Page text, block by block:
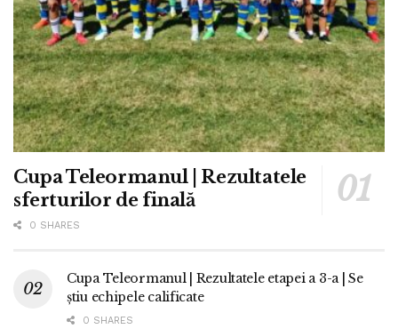
Cupa Teleormanul | Rezultatele
sferturilor de finală
0 SHARES
Cupa Teleormanul | Rezultatele etapei a 3-a | Se
știu echipele calificate
0 SHARES